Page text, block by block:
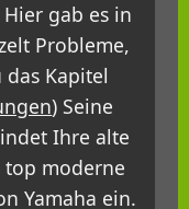
gab es in
Probleme,
das Kapitel
) Seine
Ihre alte
top moderne
Yamaha ein.